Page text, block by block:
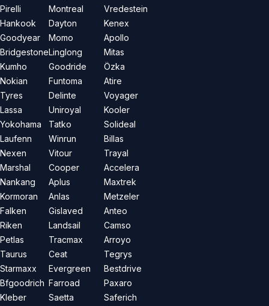
Pirelli
Hankook
Goodyear
Bridgestone
Kumho
Nokian
Tyres
Lassa
Yokohama
Laufenn
Nexen
Marshal
Nankang
Kormoran
Falken
Riken
Petlas
Taurus
Starmaxx
Bfgoodrich
Kleber
Montreal
Dayton
Momo
Linglong
Goodride
Funtoma
Delinte
Uniroyal
Tatko
Winrun
Vitour
Cooper
Aplus
Anlas
Gislaved
Landsail
Tracmax
Ceat
Evergreen
Farroad
Saetta
Vredestein
Kenex
Apollo
Mitas
Özka
Atire
Voyager
Kooler
Solideal
Billas
Trayal
Accelera
Maxtrek
Metzeler
Anteo
Camso
Arroyo
Tegrys
Bestdrive
Paxaro
Saferich